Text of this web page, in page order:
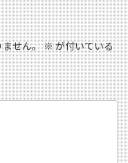
ません。※が付いている